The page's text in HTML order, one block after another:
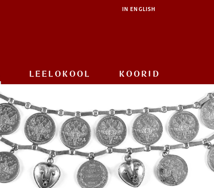
IN ENGLISH
LEELOKOOL KOORID